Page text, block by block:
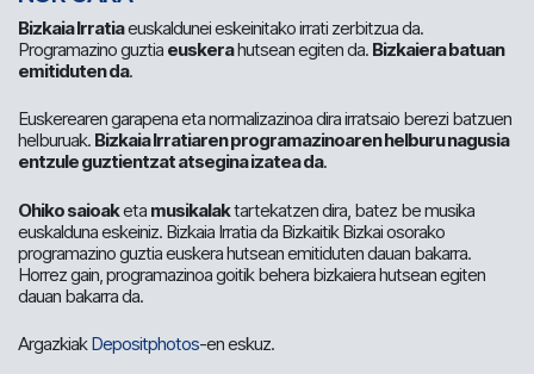
Bizkaia Irratiaeuskaldunei eskeinitako irrati zerbitzua da.
Programazino guztia euskerahutsean egiten da. Bizkaiera batuan
emitiduten da.
Euskerearen garapena eta normalizazinoa dira irratsaio berezi batzuen
helburuak. Bizkaia Irratiaren programazinoaren helburu nagusia
entzule guztientzat atsegina izatea da.
Ohiko saioaketa musikalaktartekatzen dira, batez be musika
euskalduna eskeiniz. Bizkaia Irratia da Bizkaitik Bizkai osorako
programazino guztia euskera hutsean emitiduten dauan bakarra.
Horrez gain, programazinoa goitik behera bizkaiera hutsean egiten
dauan bakarra da.
ArgazkiakDepositphotos-en eskuz.